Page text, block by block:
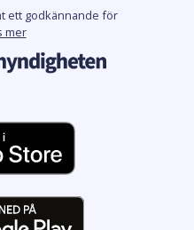
ett godkännande för
mer